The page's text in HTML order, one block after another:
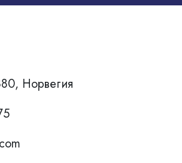
Норвегия